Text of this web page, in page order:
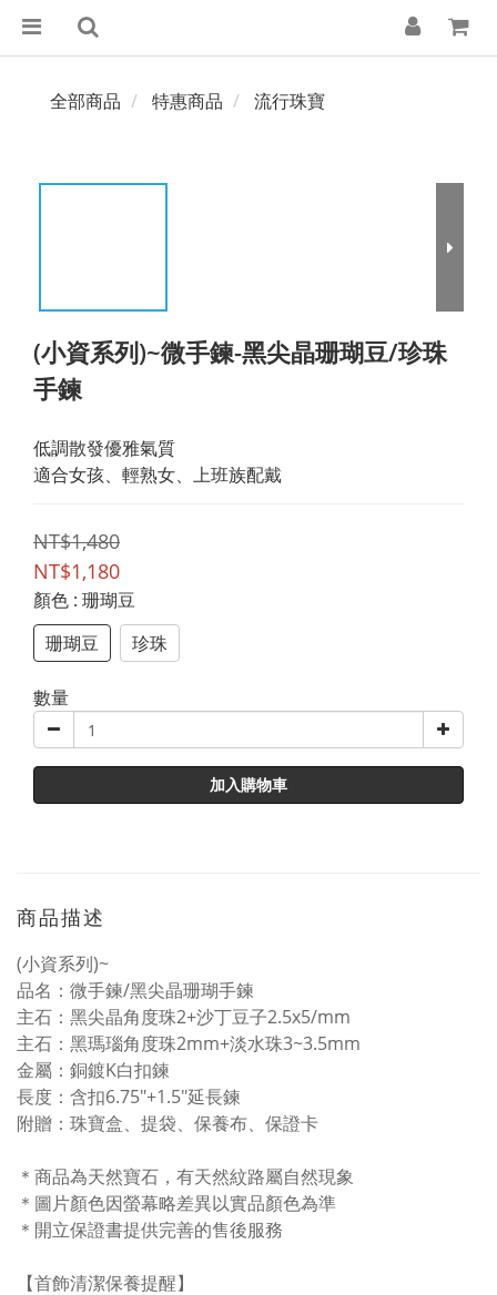
全部商品 特惠商品 流行珠寶
(小資系列)~微手鍊-黑尖晶珊瑚豆/珍珠
手鍊
低調散發優雅氣質
適合女孩、輕熟女、上班族配戴
NT$1,480
NT$1,180
顏色 : 珊瑚豆
珊瑚豆
珍珠
數量
加入購物車
商品描述
(小資系列)~
品名：微手鍊/黑尖晶珊瑚手鍊
主石：黑尖晶角度珠2+沙丁豆子2.5x5/mm
主石：黑瑪瑙角度珠2mm+淡水珠3~3.5mm
金屬：銅鍍K白扣鍊
長度：含扣6.75"+1.5"延長鍊
附贈：珠寶盒、提袋、保養布、保證卡
＊商品為天然寶石，有天然紋路屬自然現象
＊圖片顏色因螢幕略差異以實品顏色為準
＊開立保證書提供完善的售後服務
【首飾清潔保養提醒】